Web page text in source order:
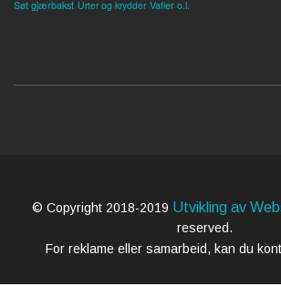
Søt gjærbakst Urter og krydder Vafler o.l.
© Copyright 2018-2019 Utvikling av
reserved.
For reklame eller samarbeid, kan du